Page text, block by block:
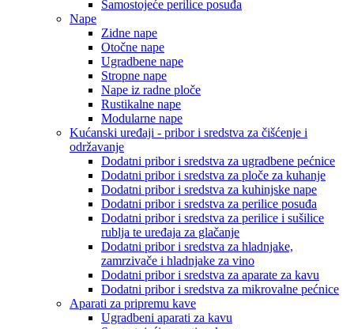
Samostojeće perilice posuđa
Nape
Zidne nape
Otočne nape
Ugradbene nape
Stropne nape
Nape iz radne ploče
Rustikalne nape
Modularne nape
Kućanski uređaji - pribor i sredstva za čišćenje i
održavanje
Dodatni pribor i sredstva za ugradbene pećnice
Dodatni pribor i sredstva za ploče za kuhanje
Dodatni pribor i sredstva za kuhinjske nape
Dodatni pribor i sredstva za perilice posuđa
Dodatni pribor i sredstva za perilice i sušilice
rublja te uređaja za glačanje
Dodatni pribor i sredstva za hladnjake,
zamrzivače i hladnjake za vino
Dodatni pribor i sredstva za aparate za kavu
Dodatni pribor i sredstva za mikrovalne pećnice
Aparati za pripremu kave
Ugradbeni aparati za kavu